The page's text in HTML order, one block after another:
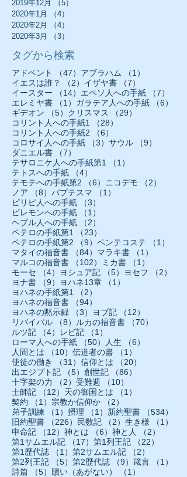
2019年12月 （5）
2020年1月
（4）
2020年2月
（4）
2020年3月
（3）
タグから検索
アドベント （47） 47件の記事
アブラハム （1）
イエスは誰？
（2） 2件の記事
イザヤ書 （7）
イースター
（14） 14件の記事
エペソ人への手紙 （7）
エレミヤ書
（1） 1件の記事
ガラテア人への手紙 （6）
ギデオン
（5） 5件の記事
クリスマス （29）
コリント人への手紙1
（28）
コリント人への手紙2
（6）
コロサイ人への手紙
（3） 3件の記事
サウル （9）
ダニエル書
（7）
テサロニケ人への手紙第1
（1）
テトスへの手紙
（4）
テモテへの手紙第2
（6） 6件の記事
ニコデモ （2）
ノア
（8） 8件の記事
バプテスマ （1）
ピリピ人への手紙
（3）
ピレモンへの手紙
（1）
ヘブル人への手紙
（2）
ペテロの手紙第1
（23）
ペテロの手紙第2
（9） 9件の記事
ペンテコステ （1）
マタイの福音書
（84） 84件の記事
マラキ書 （1）
マルコの福音書
（102） 102件の記事
ミカ書 （1）
モーセ
（4） 4件の記事
ヨシュア記 （5） 5件の記事
ヨセフ （2）
ヨナ書
（9） 9件の記事
ヨハネ13章 （1）
ヨハネの手紙第1
（2）
ヨハネの福音書
（94）
ヨハネの黙示録
（3） 3件の記事
ヨブ記 （12）
リバイバル
（8） 8件の記事
ルカの福音書 （70）
ルツ記
（4） 4件の記事
レビ記 （1）
ローマ人への手紙
（50） 50件の記事
人生 （6）
人間とは
（10） 10件の記事
伝道者の書 （1）
使徒の働き
（31） 31件の記事
信仰とは （20）
出エジプト記
（5） 5件の記事
創世記 （86）
十字架の力
（2） 2件の記事
受難週 （10）
士師記
（12） 12件の記事
天の御国とは （1）
契約
（1） 1件の記事
宗教か信仰か （2）
弟子訓練
（1） 1件の記事
摂理 （1） 1件の記事
新約聖書 （534）
旧約聖書
（226） 226件の記事
民数記 （2） 2件の記事
生き様 （1）
申命記
（12） 12件の記事
神とは （6） 6件の記事
神と人 （2）
第1サムエル記
（17） 17件の記事
第1列王記 （22）
第1歴代誌
（1） 1件の記事
第2サムエル記 （2）
第2列王記
（5） 5件の記事
第2歴代誌 （9） 9件の記事
箴言 （1）
詩篇
（5） 5件の記事
贖い（あがない） （1）